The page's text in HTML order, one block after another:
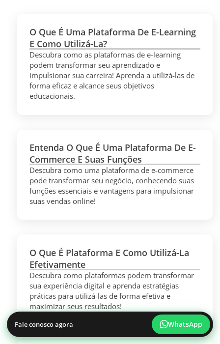
O Que É Uma Plataforma De E-Learning
E Como Utilizá-La?
Descubra como as plataformas de e-learning
podem transformar seu aprendizado e
impulsionar sua carreira! Aprenda a utilizá-las de
forma eficaz e alcance seus objetivos
educacionais.
Entenda O Que É Uma Plataforma De E-
Commerce E Suas Funções
Descubra como uma plataforma de e-commerce
pode transformar seu negócio, conhecendo suas
funções essenciais e vantagens para impulsionar
suas vendas online!
O Que É Plataforma E Como Utilizá-La
Efetivamente
Descubra como plataformas podem transformar
sua experiência digital e aprenda estratégias
práticas para utilizá-las de forma efetiva e
maximizar seus resultados!
Fale conosco agora WhatsApp